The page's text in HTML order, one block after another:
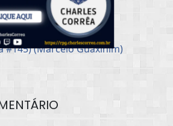
#145) (Marcelo Guaxinim)